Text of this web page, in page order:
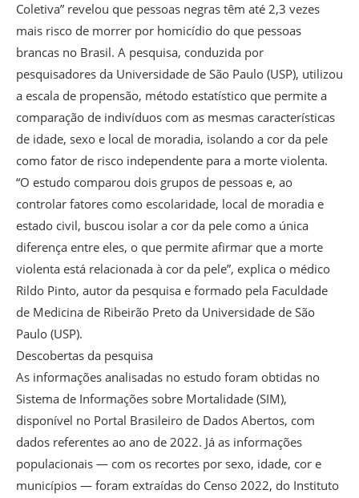
Coletiva” revelou que pessoas negras têm até 2,3 vezes
mais risco de morrer por homicídio do que pessoas
brancas no Brasil. A pesquisa, conduzida por
pesquisadores da Universidade de São Paulo (USP), utilizou
a escala de propensão, método estatístico que permite a
comparação de indivíduos com as mesmas características
de idade, sexo e local de moradia, isolando a cor da pele
como fator de risco independente para a morte violenta.
“O estudo comparou dois grupos de pessoas e, ao
controlar fatores como escolaridade, local de moradia e
estado civil, buscou isolar a cor da pele como a única
diferença entre eles, o que permite afirmar que a morte
violenta está relacionada à cor da pele”, explica o médico
Rildo Pinto, autor da pesquisa e formado pela Faculdade
de Medicina de Ribeirão Preto da Universidade de São
Paulo (USP).
Descobertas da pesquisa
As informações analisadas no estudo foram obtidas no
Sistema de Informações sobre Mortalidade (SIM),
disponível no Portal Brasileiro de Dados Abertos, com
dados referentes ao ano de 2022. Já as informações
populacionais — com os recortes por sexo, idade, cor e
municípios — foram extraídas do Censo 2022, do Instituto